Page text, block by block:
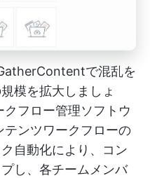
で混乱を
模を拡大しましょ
クフロー管理ソフトウ
ンツワークフローの
自動化により、コン
し、各チームメンバ